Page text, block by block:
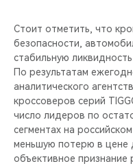
Стоит отметить, что
безопасности,
стабильную
По результатам
аналитического
кроссоверов серий
число лидеров по
сегментах на
меньшую потерю в цене
объективное